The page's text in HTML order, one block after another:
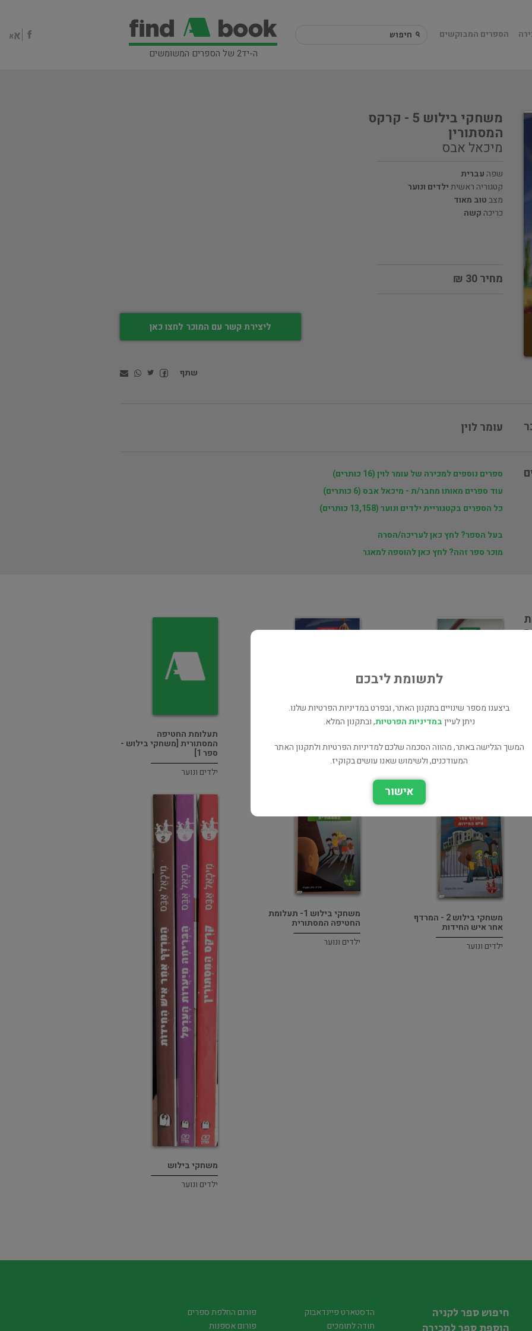
ה-יד2 של הספרים המשומשים
הספרים המבוקשים
משחקי בילוש 5 - קרקס
המסתורין
מיכאל אבס
שפה עברית
קטגוריה ראשיתילדים ונוער
מצבטוב מאוד
כריכה קשה
מחיר 30 ₪
ליצירת קשר עם המוכר לחצו כאן
שתף
עומר לוין
ספרים נוספים למכירה של עומר לוין (16 כותרים)
עוד ספרים מאותו מחבר/ת - מיכאל אבס (6 כותרים)
כל הספרים בקטגוריית ילדים ונוער (13,158 כותרים)
בעל הספר? לחץ כאן לעריכה/הסרה
מוכר ספר זהה? לחץ כאן להוספה למאגר
האי הנעלם
ילדים ונוער
המסתורין
ילדים ונוער
תעלומת החטיפה
המסתורית [משחקי בילוש -
ספר 1]
ילדים ונוער
משחקי בילוש 2 - המרדף
אחר איש החידות
ילדים ונוער
משחקי בילוש 1- תעלומת
החטיפה המסתורית
ילדים ונוער
משחקי בילוש
ילדים ונוער
לתשומת ליבכם
ביצענו מספר שינויים בתקנון האתר, ובפרט במדיניות הפרטיות שלנו.
ניתן לעייןבמדיניות הפרטיות, ובתקנון המלא.
המשך הגלישה באתר, מהווה הסכמה שלכם למדיניות הפרטיות ולתקנון האתר
המעודכנים, ולשימוש שאנו עושים בקוקיז.
אישור
חיפוש ספר לקניה
הדסטארט פיינדאבוק
תודה לתומכים
פורום החלפת ספרים
פורום אספנות